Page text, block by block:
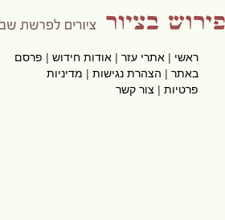
ראשי|אתרי עזר|אודות חידוש|פרסם
באתר|הצהרת נגישות|מדיניות
פרטיות|צור קשר